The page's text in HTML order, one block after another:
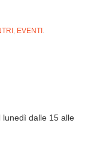
, EVENTI .
dalle 15 alle